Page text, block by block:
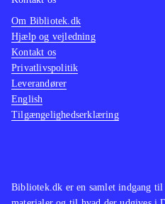
Bibliotek.dk er en samlet indgang
Om Bibliotek.dk
Hjælp og vejledning
Kontakt os
Privatlivspolitik
Leverandører
English
Tilgængelighedserklæring